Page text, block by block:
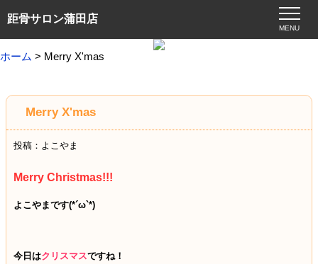
距骨サロン蒲田店
MENU
ホーム > Merry X'mas
Merry X'mas
投稿：よこやま
Merry Christmas!!!
よこやまです(*´ω`*)
今日はクリスマスですね！